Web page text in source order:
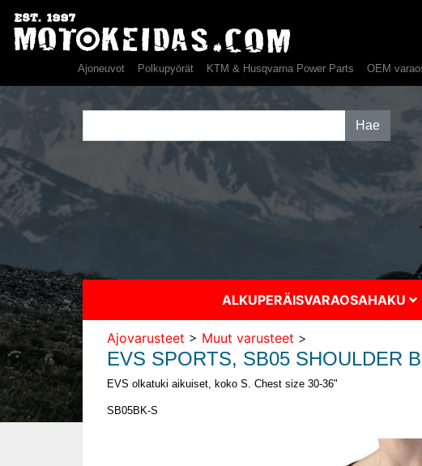
Ajoneuvot Polkupyörät KTM & Husqvarna Power Parts OEM
ALKUPERÄISVARAOSAHAKU
Ajovarusteet > Muut varusteet >
EVS SPORTS, SB05 SHOULDER
EVS olkatuki aikuiset, koko S. Chest size 30-36"
SB05BK-S